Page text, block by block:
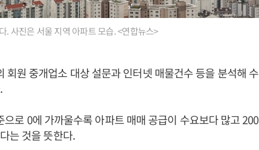
사진은 서울 지역 아파트 모습. <연합뉴스>
회원 중개업소 대상 설문과 인터넷 매물건수 등을 분석해 수
로 0에 가까울수록 아파트 매매 공급이 수요보다 많고 200
는 것을 뜻한다.